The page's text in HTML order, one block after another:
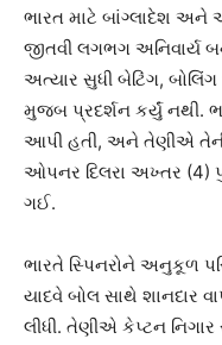
ભારત માટે બાંગ્લાદેશ અને
જીતવી લગભગ અનિવાર્ય
અત્યાર સુધી બેટિંગ,
મુજબ પ્રદર્શન કર્યું નથી.
આપી હતી, અને તેણીએ
ઓપનર દિલરા અખ્તર (4)
ગઈ.
ભારતે સ્પિનરોને અનુકૂળ
યાદવે બોલ સાથે શાનદાર
લીધી. તેણીએ કેપ્ટન